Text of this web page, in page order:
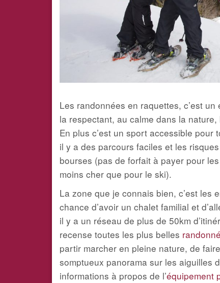
Les randonnées en raquettes, c’est
la respectant, au calme dans la
En plus c’est un sport accessible
il y a des parcours faciles et les
bourses (pas de forfait à payer pour
moins cher que pour le ski).
La zone que je connais bien, c’est les
chance d’avoir un chalet familial et
il y a un réseau de plus de 50km
recense toutes les plus belles
partir marcher en pleine nature, de
somptueux panorama sur les aiguilles
informations à propos de l’équipement